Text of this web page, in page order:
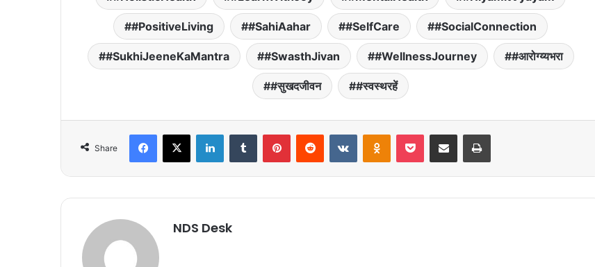
#PositiveLiving #SahiAahar #SelfCare #SocialConnection
#SukhiJeeneKaMantra #SwasthJivan #WellnessJourney #आरोग्य्यभरा
#सुखदजीवन #स्वस्थरहें
Share
NDS Desk